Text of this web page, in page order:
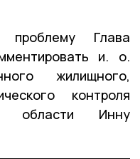
проблему Глава
и. о.
жилищного,
контроля
области Инну